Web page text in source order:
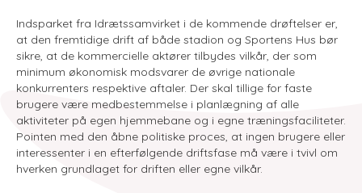
Indsparket fra Idrætssamvirket i de kommende drøftelser er,
at den fremtidige drift af både stadion og Sportens Hus bør
sikre, at de kommercielle aktører tilbydes vilkår, der som
minimum økonomisk modsvarer de øvrige nationale
konkurrenters respektive aftaler. Der skal tillige for faste
brugere være medbestemmelse i planlægning af alle
aktiviteter på egen hjemmebane og i egne træningsfaciliteter.
Pointen med den åbne politiske proces, at ingen brugere eller
interessenter i en efterfølgende driftsfase må være i tvivl om
hverken grundlaget for driften eller egne vilkår.